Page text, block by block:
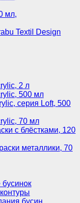
мл,
Textil Design
2 л
500 мл
серия Loft, 500
70 мл
с блёстками, 120
металлики, 70
бусин